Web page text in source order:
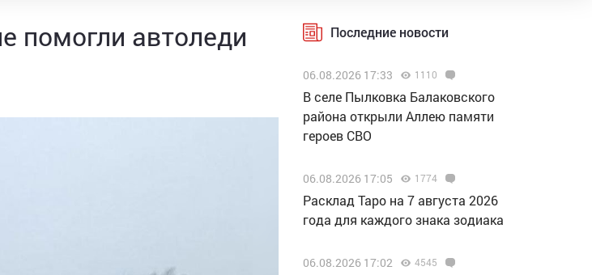
помогли автоледи Последние новости
06.08.2026 17:33 1110
В селе Пылковка Балаковского
района открыли Аллею памяти
героев СВО
06.08.2026 17:05 1774
Расклад Таро на 7 августа 2026
года для каждого знака зодиака
06.08.2026 17:02 4545